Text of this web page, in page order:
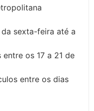
sexta-feira até a
os 17 a 21 de
entre os dias